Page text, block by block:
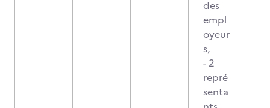
des
empl
oyeur
s,
- 2
repré
senta